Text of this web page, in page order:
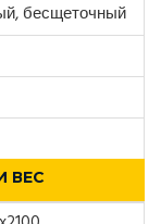
бесщеточный
ВЕС